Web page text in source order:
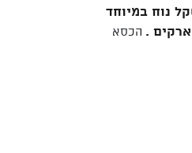
נוח במיוחד
. הכסא